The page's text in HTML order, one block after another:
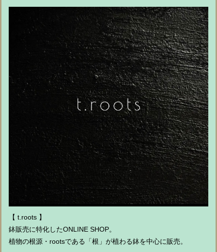
【 t.roots 】
鉢販売に特化したONLINE SHOP。
植物の根源・rootsである「根」が植わる鉢を中心に販売。